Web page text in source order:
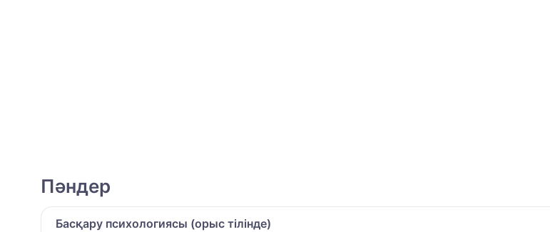
Пәндер
Басқару психологиясы (орыс тілінде)